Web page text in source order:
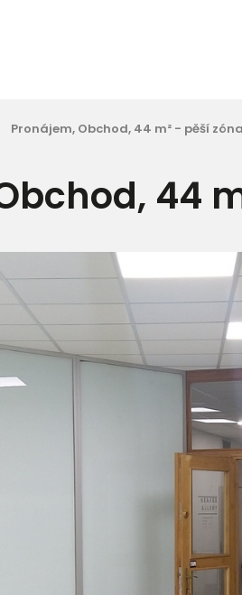
Pronájem, Obchod, 44 m² - pěší zóna
44